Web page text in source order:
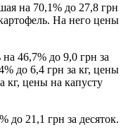
на 70,1% до 27,8 грн
На него цены
46,7% до 9,0 грн за
до 6,4 грн за кг, цены
кг, цены на капусту
до 21,1 грн за десяток.